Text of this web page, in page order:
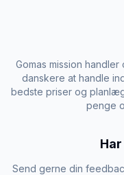
Gomas mission
danskere at handle
bedste priser og
penge
Send gerne din